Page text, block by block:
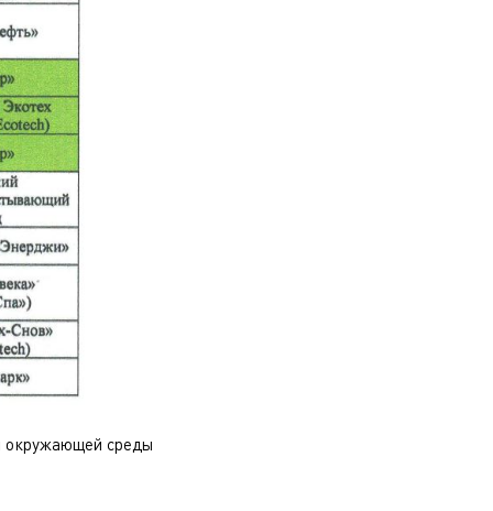
окружающей среды